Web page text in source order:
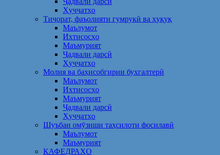
Ҳуҷҷатҳо
Тиҷорат, фаъолияти гумрукӣ ва ҳуқуқ
Маълумот
Ихтисосҳо
Маъмурият
Ҷадвали дарсӣ
Ҳуҷҷатҳо
Молия ва баҳисобгирии бухгалтерӣ
Маълумот
Ихтисосҳо
Маъмурият
Ҷадвали дарсӣ
Ҳуҷҷатҳо
Шуъбаи омӯзиши таҳсилоти фосилавӣ
Маълумот
Маъмурият
КАФЕДРАҲО